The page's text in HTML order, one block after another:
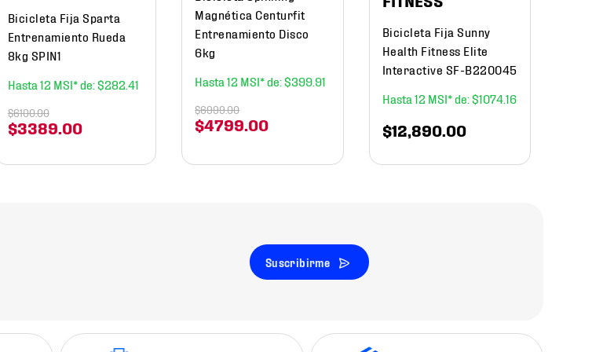
Bicicleta Fija Sparta
Entrenamiento Rueda
8kg SPIN1
12
$282 41
$3389.00
$6100.00
Magnética Centurfit
Entrenamiento Disco
6kg
12
$399 91
$4799.00
$6999.00
Bicicleta Fija Sunny
Health Fitness Elite
Interactive SF-B220045
12
$1074.16
$12,890.00
Suscribirme